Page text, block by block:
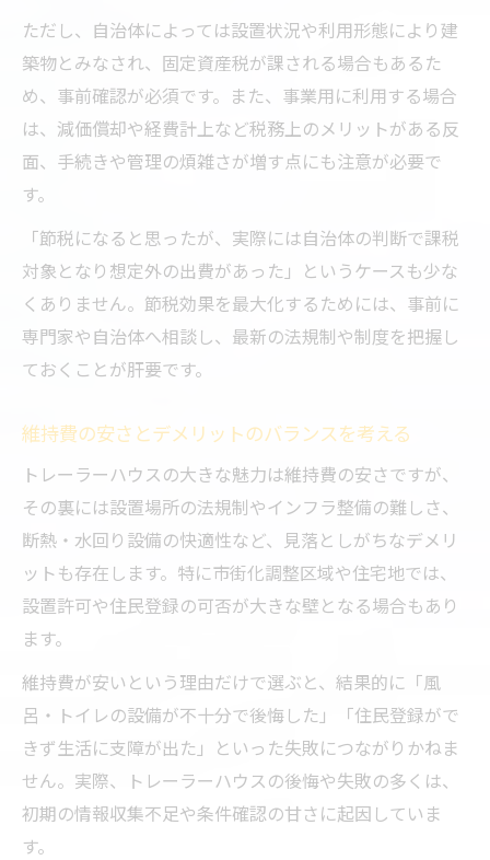
ただし、自治体によっては設置状況や利用形態により建
築物とみなされ、固定資産税が課される場合もあるた
め、事前確認が必須です。また、事業用に利用する場合
は、減価償却や経費計上など税務上のメリットがある反
面、手続きや管理の煩雑さが増す点にも注意が必要で
す。
「節税になると思ったが、実際には自治体の判断で課税
対象となり想定外の出費があった」というケースも少な
くありません。節税効果を最大化するためには、事前に
専門家や自治体へ相談し、最新の法規制や制度を把握し
ておくことが肝要です。
維持費の安さとデメリットのバランスを考える
トレーラーハウスの大きな魅力は維持費の安さですが、
その裏には設置場所の法規制やインフラ整備の難しさ、
断熱・水回り設備の快適性など、見落としがちなデメリ
ットも存在します。特に市街化調整区域や住宅地では、
設置許可や住民登録の可否が大きな壁となる場合もあり
ます。
維持費が安いという理由だけで選ぶと、結果的に「風
呂・トイレの設備が不十分で後悔した」「住民登録がで
きず生活に支障が出た」といった失敗につながりかねま
せん。実際、トレーラーハウスの後悔や失敗の多くは、
初期の情報収集不足や条件確認の甘さに起因していま
す。